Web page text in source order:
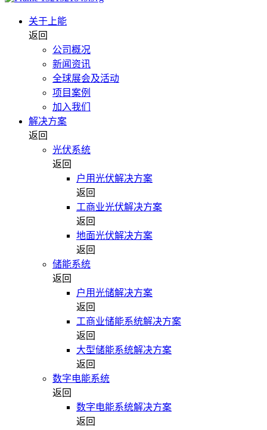
关于上能
返回
公司概况
新闻资讯
全球展会及活动
项目案例
加入我们
解决方案
返回
光伏系统
返回
户用光伏解决方案
返回
工商业光伏解决方案
返回
地面光伏解决方案
返回
储能系统
返回
户用光储解决方案
返回
工商业储能系统解决方案
返回
大型储能系统解决方案
返回
数字电能系统
返回
数字电能系统解决方案
返回